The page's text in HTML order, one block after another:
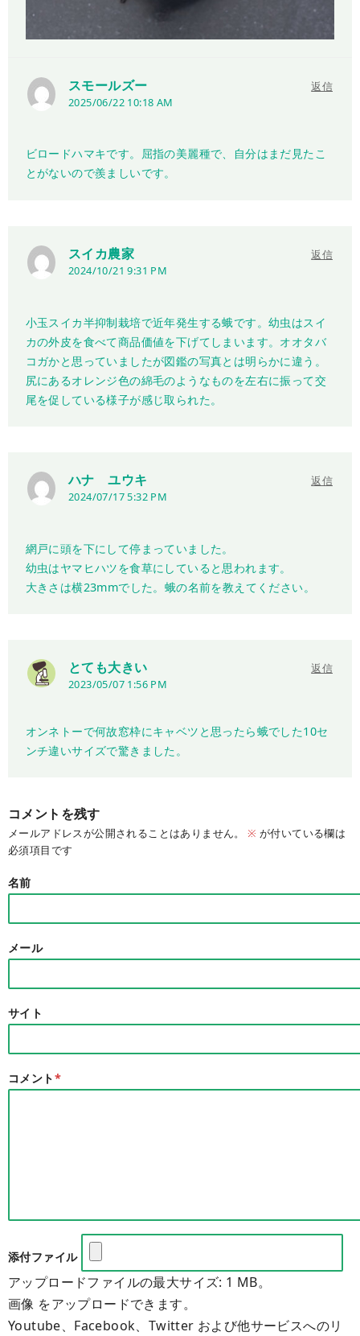
スモールズー
2025/06/22 10:18 AM
返信
ビロードハマキです。屈指の美麗種で、自分はまだ見たこ
とがないので羨ましいです。
スイカ農家
2024/10/21 9:31 PM
返信
小玉スイカ半抑制栽培で近年発生する蛾です。幼虫はスイ
カの外皮を食べて商品価値を下げてしまいます。オオタバ
コガかと思っていましたが図鑑の写真とは明らかに違う。
尻にあるオレンジ色の綿毛のようなものを左右に振って交
尾を促している様子が感じ取られた。
ハナ ユウキ
2024/07/17 5:32 PM
返信
網戸に頭を下にして停まっていました。
幼虫はヤマヒハツを食草にしていると思われます。
大きさは横23mmでした。蛾の名前を教えてください。
とても大きい
2023/05/07 1:56 PM
返信
オンネトーで何故窓枠にキャベツと思ったら蛾でした10セ
ンチ違いサイズで驚きました。
コメントを残す
メールアドレスが公開されることはありません。 ※ が付いている欄は
必須項目です
名前
メール
サイト
コメント*
添付ファイル
アップロードファイルの最大サイズ: 1 MB。
画像 をアップロードできます。
Youtube、Facebook、Twitter および他サービスへのリ